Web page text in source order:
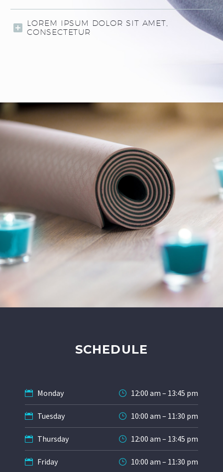
LOREM IPSUM DOLOR SIT AMET,
CONSECTETUR
SCHEDULE
Monday 12:00 am – 13:45 pm
Tuesday 10:00 am – 11:30 pm
Thursday 12:00 am – 13:45 pm
Friday 10:00 am – 11:30 pm